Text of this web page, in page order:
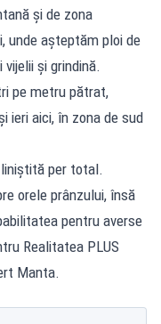
și de zona
unde așteptăm ploi de
și grindină.
pe metru pătrat,
ieri aici, în zona de sud
per total.
orele prânzului, însă
pentru averse
Realitatea PLUS
Manta.